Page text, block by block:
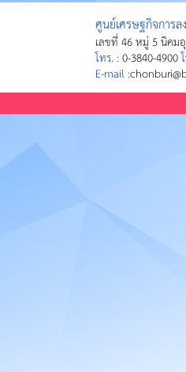
ศูนย์เศรษฐกิจการ
เลขที่ 46 หมู่ 5 นิคม
โทร. :0-3840-4900
E-mail :